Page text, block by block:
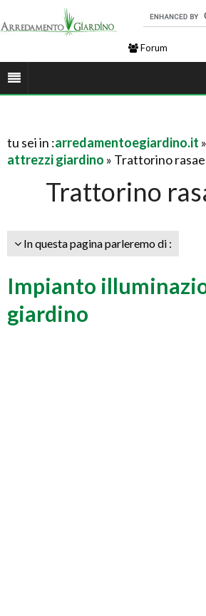
Forum
tu sei in :arredamentoegiardino.it »
attrezzi giardino » Trattorino
Trattorino
In questa pagina parleremo di :
Impianto
giardino